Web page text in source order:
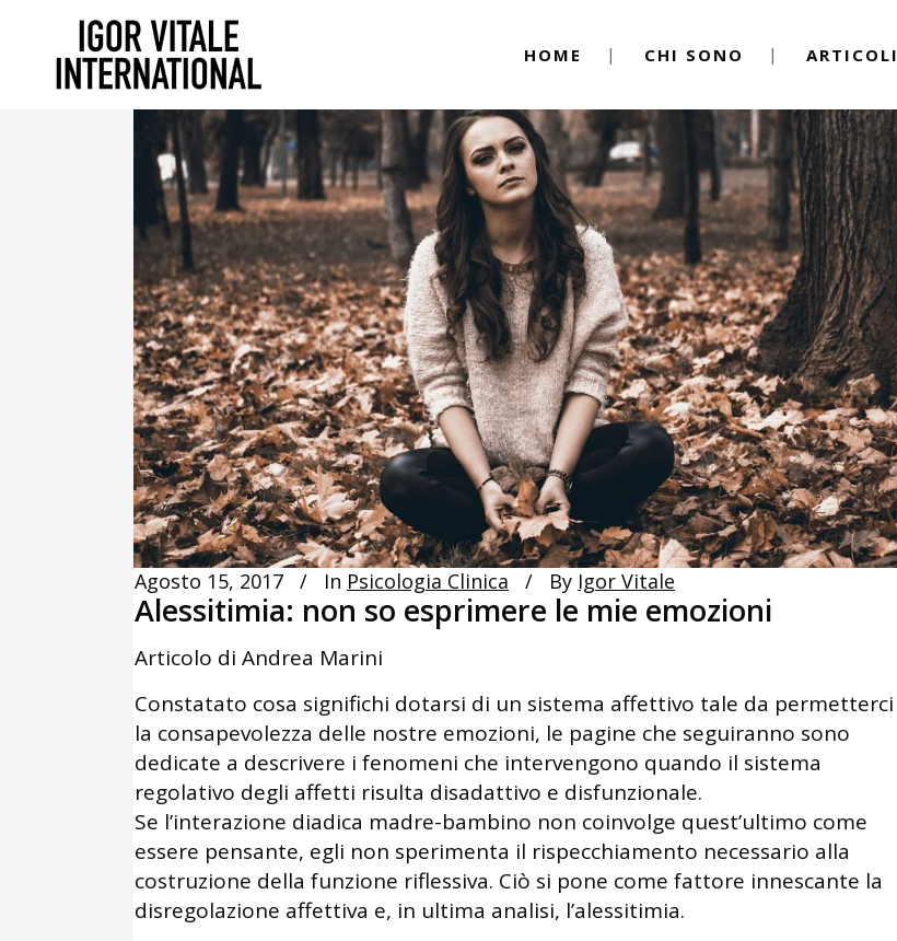
HOME CHI SONO ARTICOLI
Agosto 15, 2017 In Psicologia Clinica By Igor Vitale
Alessitimia: non so esprimere le mie emozioni
Articolo di Andrea Marini
Constatato cosa significhi dotarsi di un sistema affettivo tale da permetterci
la consapevolezza delle nostre emozioni, le pagine che seguiranno sono
dedicate a descrivere i fenomeni che intervengono quando il sistema
regolativo degli affetti risulta disadattivo e disfunzionale.
Se l’interazione diadica madre-bambino non coinvolge quest’ultimo come
essere pensante, egli non sperimenta il rispecchiamento necessario alla
costruzione della funzione riflessiva. Ciò si pone come fattore innescante la
disregolazione affettiva e, in ultima analisi, l’alessitimia.